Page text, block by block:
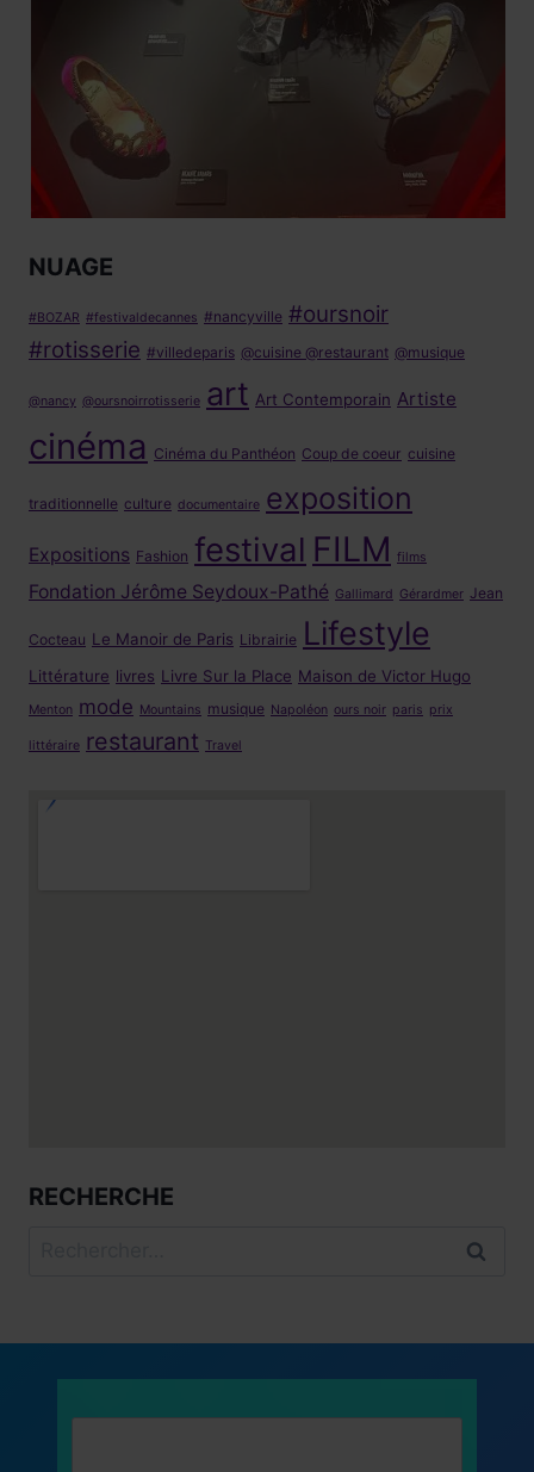
NUAGE
#BOZAR #festivaldecannes #nancyville #oursnoir
#rotisserie #villedeparis @cuisine @restaurant @musique
@nancy @oursnoirrotisserie art Art Contemporain Artiste
cinéma Cinéma du Panthéon Coup de coeur cuisine
traditionnelle culture documentaire exposition
Expositions Fashion festival FILM films
Fondation Jérôme Seydoux-Pathé Gallimard Gérardmer Jean
Cocteau Le Manoir de Paris Librairie Lifestyle
Littérature livres Livre Sur la Place Maison de Victor Hugo
Menton mode Mountains musique Napoléon ours noir paris prix
littéraire restaurant Travel
RECHERCHE